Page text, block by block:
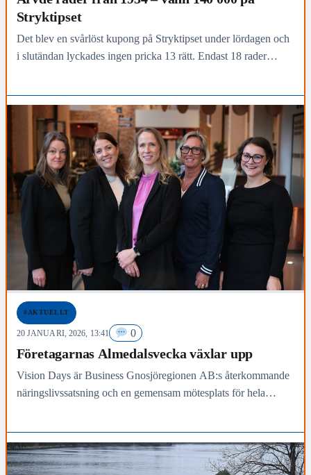
Stryktipset
Det blev en svårlöst kupong på Stryktipset under lördagen och
i slutändan lyckades ingen pricka 13 rätt. Endast 18 rader
#AKTUELLT
20 JANUARI, 2026, 13:41 0
Företagarnas Almedalsvecka växlar upp
Vision Days är Business Gnosjöregionen AB:s återkommande
näringslivssatsning och en gemensam mötesplats för hela